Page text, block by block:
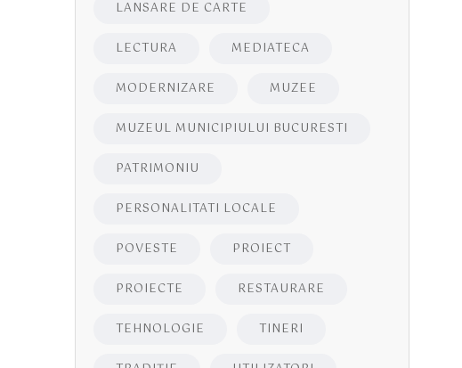
LANSARE DE CARTE
LECTURA MEDIATECA
MODERNIZARE MUZEE
MUZEUL MUNICIPIULUI BUCURESTI
PATRIMONIU
PERSONALITATI LOCALE
POVESTE PROIECT
PROIECTE RESTAURARE
TEHNOLOGIE TINERI